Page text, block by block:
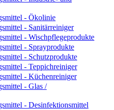
- Ökolinie
- Sanitärreiniger
- Wischpflegeprodukte
- Sprayprodukte
- Schutzprodukte
- Teppichreiniger
- Küchenreiniger
- Glas /
- Desinfektionsmittel